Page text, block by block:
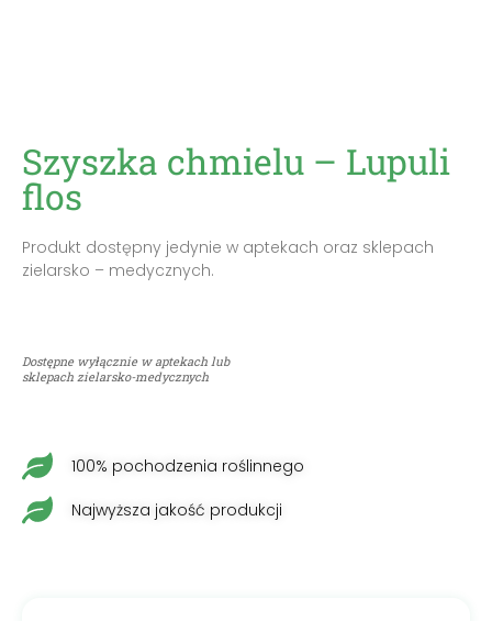
Szyszka chmielu – Lupuli
flos
Produkt dostępny jedynie w aptekach oraz sklepach
zielarsko – medycznych.
Dostępne wyłącznie w aptekach lub
sklepach zielarsko-medycznych
100% pochodzenia roślinnego
Najwyższa jakość produkcji